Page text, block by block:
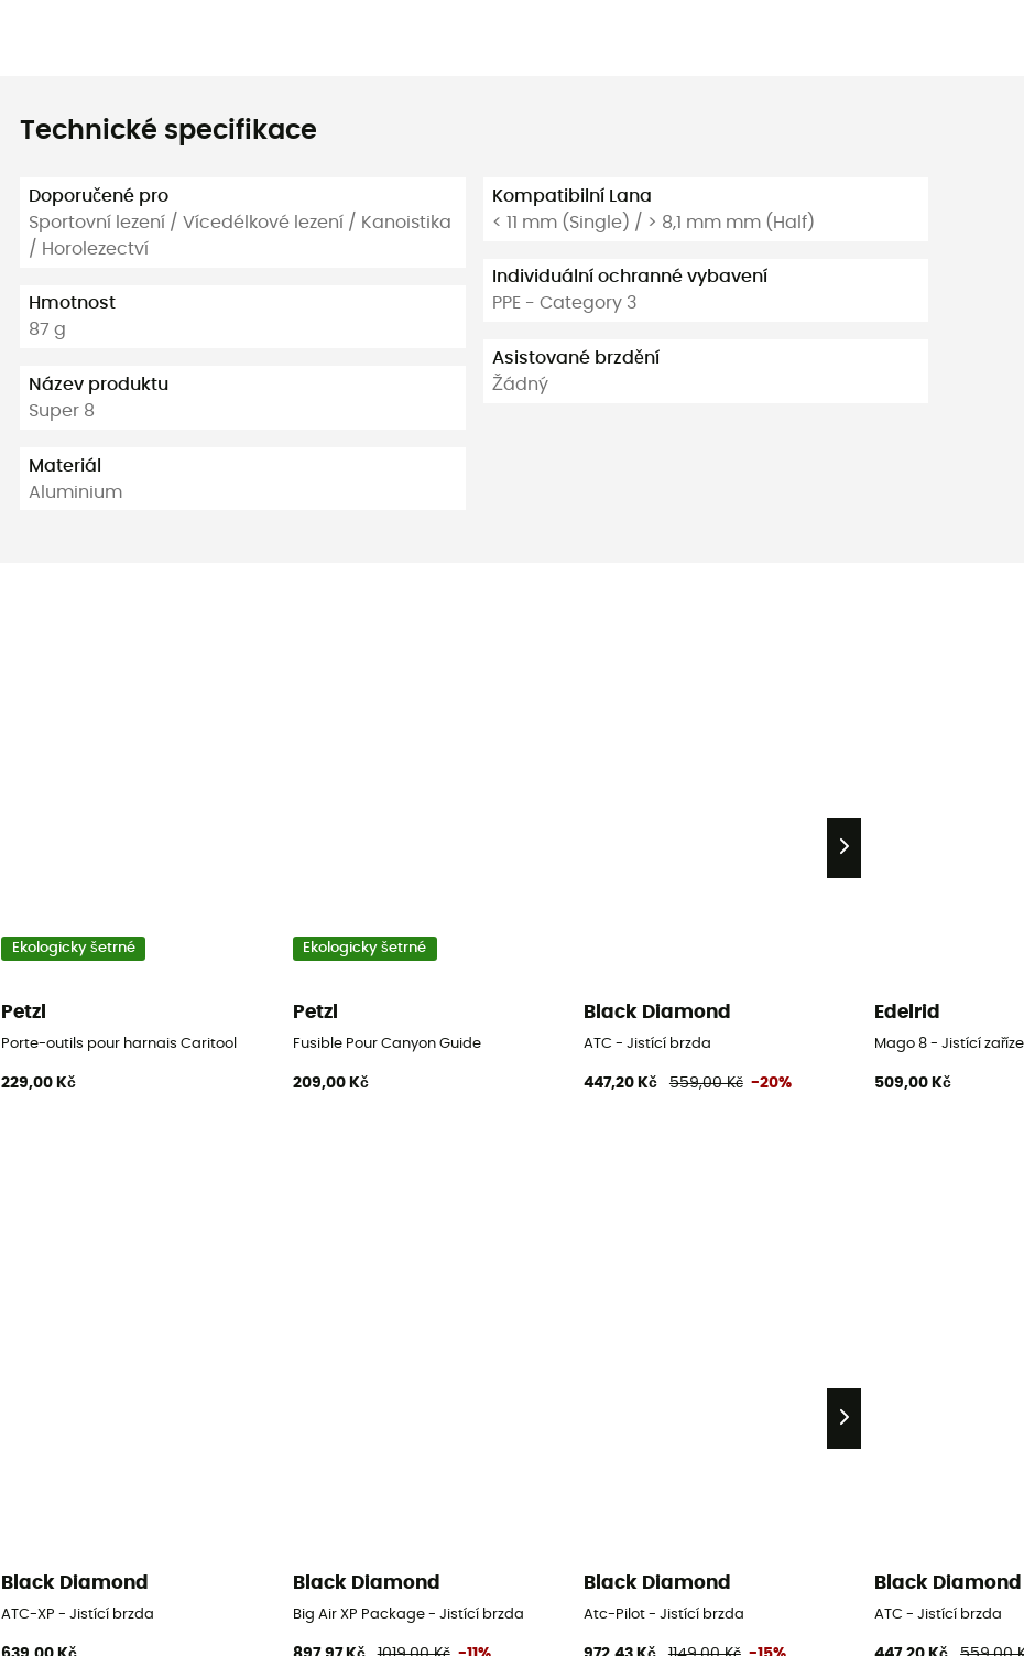
Technické specifikace
Doporučené pro
Sportovní lezení / Vícedélkové lezení / Kanoistika
/ Horolezectví
Hmotnost
87 g
Název produktu
Super 8
Materiál
Aluminium
Kompatibilní Lana
< 11 mm (Single) / > 8,1 mm mm (Half)
Individuální ochranné vybavení
PPE - Category 3
Asistované brzdění
Žádný
Ekologicky šetrné
Petzl
Porte-outils pour harnais Caritool
229,00 Kč
Ekologicky šetrné
Petzl
Fusible Pour Canyon Guide
209,00 Kč
Black Diamond
ATC - Jistící brzda
447,20 Kč 559,00 Kč -20%
Edelrid
Mago 8 - Jistící
509,00 Kč
Black Diamond
ATC-XP - Jistící brzda
Black Diamond
Big Air XP Package - Jistící brzda
Black Diamond
Atc-Pilot - Jistící brzda
Black Diamond
ATC - Jistící brzda